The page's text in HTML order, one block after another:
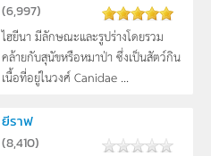
(6,997)
ไฮยีนา มีลักษณะและรูปร่างโดยรวม
คล้ายกับสุนัขหรือหมาป่า ซึ่งเป็นสัตว์กิน
เนื้อที่อยู่ในวงศ์ Canidae ...
ยีราฟ
(8,410)